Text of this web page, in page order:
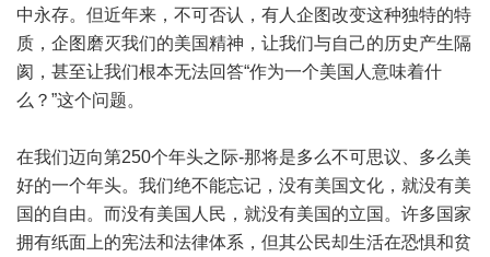
中永存。但近年来，不可否认，有人企图改变这种独特的特
质，企图磨灭我们的美国精神，让我们与自己的历史产生隔
阂，甚至让我们根本无法回答“作为一个美国人意味着什
么？”这个问题。
在我们迈向第250个年头之际-那将是多么不可思议、多么美
好的一个年头。我们绝不能忘记，没有美国文化，就没有美
国的自由。而没有美国人民，就没有美国的立国。许多国家
拥有纸面上的宪法和法律体系，但其公民却生活在恐惧和贫